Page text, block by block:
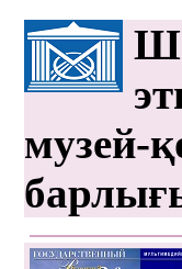
музей-